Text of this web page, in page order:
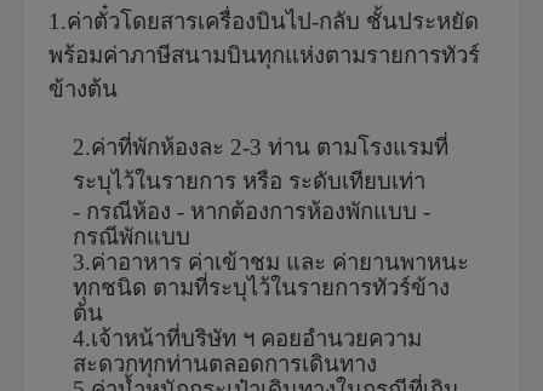
1.ค่าตั๋วโดยสารเครื่องบินไป-กลับ ชั้นประหยัด
พร้อมค่าภาษีสนามบินทุกแห่งตามรายการทัวร์
ข้างต้น
2.ค่าที่พักห้องละ 2-3 ท่าน ตามโรงแรมที่
ระบุไว้ในรายการ หรือ ระดับเทียบเท่า
- กรณีห้อง - หากต้องการห้องพักแบบ -
กรณีพักแบบ
3.ค่าอาหาร ค่าเข้าชม และ ค่ายานพาหนะ
ทุกชนิด ตามที่ระบุไว้ในรายการทัวร์ข้าง
ต้น
4.เจ้าหน้าที่บริษัท ฯ คอยอำนวยความ
สะดวกทุกท่านตลอดการเดินทาง